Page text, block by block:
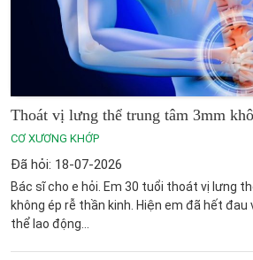
Thoát vị lưng thể trung tâm 3mm
CƠ XƯƠNG KHỚP
Đã hỏi: 18-07-2026
Bác sĩ cho e hỏi. Em 30 tuổi thoát vị lưng
không ép rễ thần kinh. Hiện em đã hết đau
thể lao động...